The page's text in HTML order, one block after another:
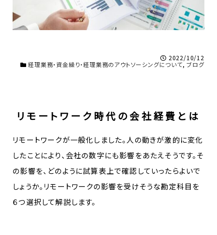
2022/10/12
経理業務・資金繰り・経理業務のアウトソーシングについて,ブログ
リモートワーク時代の会社経費とは
リモートワークが一般化しました。人の動きが激的に変化
したことにより、会社の数字にも影響をあたえそうです。そ
の影響を、どのように試算表上で確認していったらよいで
しょうか。リモートワークの影響を受けそうな勘定科目を
６つ選択して解説します。